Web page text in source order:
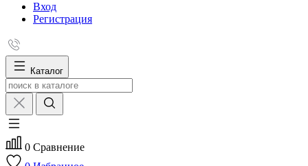
Вход
Регистрация
Каталог
0 Сравнение